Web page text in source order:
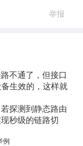
举报
不通了，但接口
生效的，这样就
探测到静态路由
秒级的链路切
例